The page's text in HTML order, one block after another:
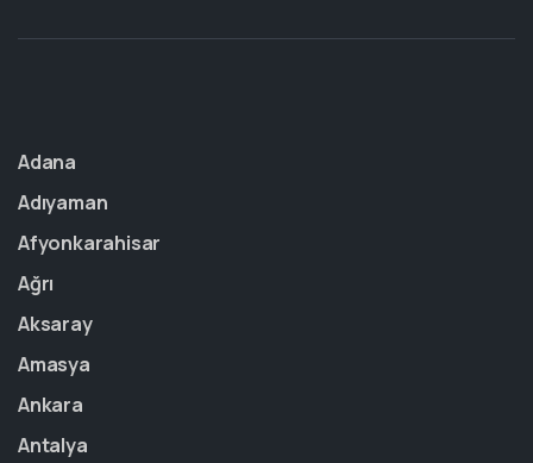
Adana
Adıyaman
Afyonkarahisar
Ağrı
Aksaray
Amasya
Ankara
Antalya